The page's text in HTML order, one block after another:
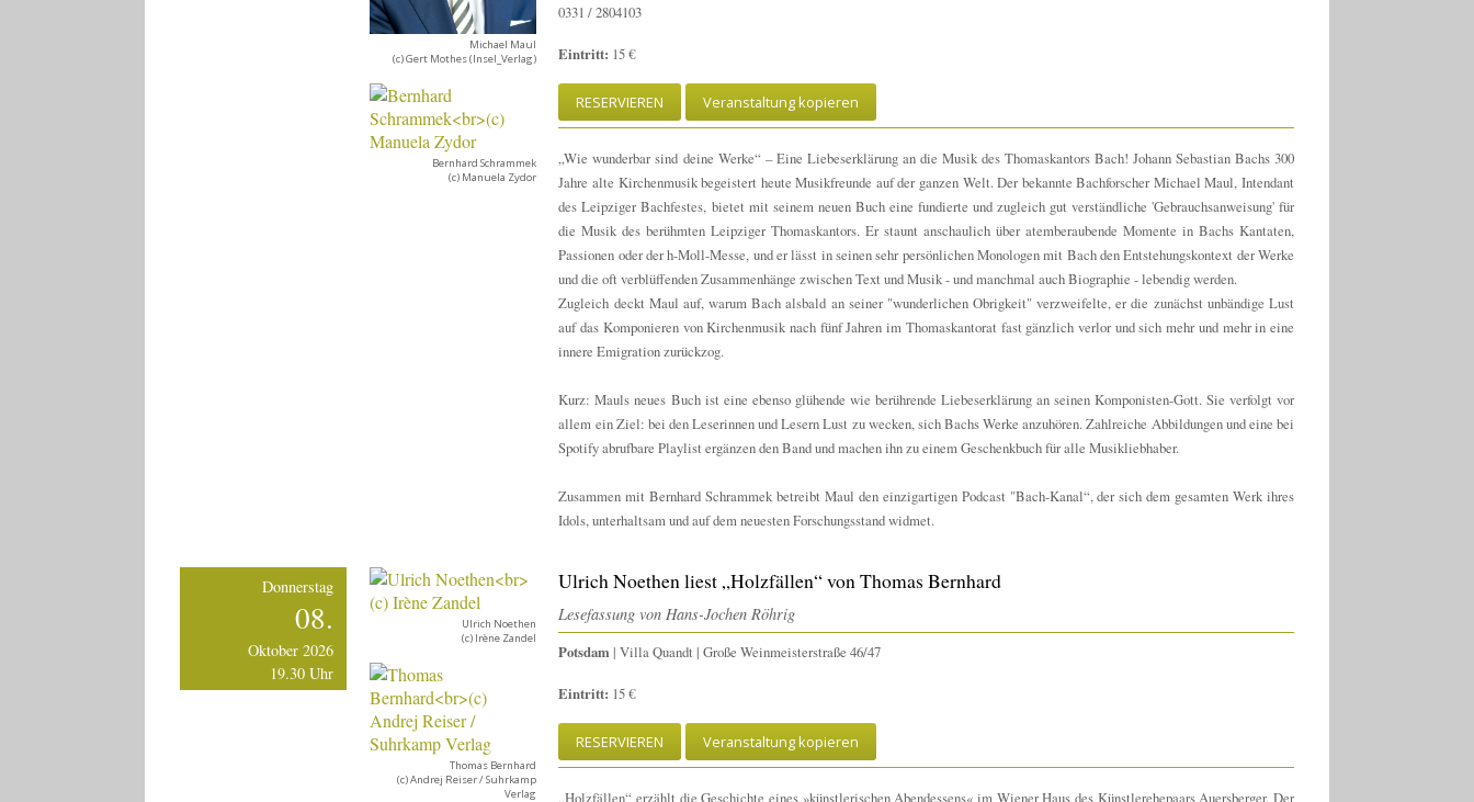
Michael Maul
(c) Gert Mothes (Insel_Verlag)
Bernhard Schrammek
(c) Manuela Zydor
0331 / 2804103
Eintritt: 15 €
RESERVIEREN Veranstaltung kopieren
„Wie wunderbar sind deine Werke“ – Eine Liebeserklärung an die Musik des Thomaskantors Bach! Johann Sebastian Bachs 300
Jahre alte Kirchenmusik begeistert heute Musikfreunde auf der ganzen Welt. Der bekannte Bachforscher Michael Maul, Intendant
des Leipziger Bachfestes, bietet mit seinem neuen Buch eine fundierte und zugleich gut verständliche 'Gebrauchsanweisung' für
die Musik des berühmten Leipziger Thomaskantors. Er staunt anschaulich über atemberaubende Momente in Bachs Kantaten,
Passionen oder der h-Moll-Messe, und er lässt in seinen sehr persönlichen Monologen mit Bach den Entstehungskontext der Werke
und die oft verblüffenden Zusammenhänge zwischen Text und Musik - und manchmal auch Biographie - lebendig werden.
Zugleich deckt Maul auf, warum Bach alsbald an seiner "wunderlichen Obrigkeit" verzweifelte, er die zunächst unbändige Lust
auf das Komponieren von Kirchenmusik nach fünf Jahren im Thomaskantorat fast gänzlich verlor und sich mehr und mehr in eine
innere Emigration zurückzog.
Kurz: Mauls neues Buch ist eine ebenso glühende wie berührende Liebeserklärung an seinen Komponisten-Gott. Sie verfolgt vor
allem ein Ziel: bei den Leserinnen und Lesern Lust zu wecken, sich Bachs Werke anzuhören. Zahlreiche Abbildungen und eine bei
Spotify abrufbare Playlist ergänzen den Band und machen ihn zu einem Geschenkbuch für alle Musikliebhaber.
Zusammen mit Bernhard Schrammek betreibt Maul den einzigartigen Podcast "Bach-Kanal“, der sich dem gesamten Werk ihres
Idols, unterhaltsam und auf dem neuesten Forschungsstand widmet.
Donnerstag
08.
Oktober 2026
19.30 Uhr
Ulrich Noethen
(c) Irène Zandel
Thomas Bernhard
(c) Andrej Reiser / Suhrkamp
Verlag
Ulrich Noethen liest „Holzfällen“ von Thomas Bernhard
Lesefassung von Hans-Jochen Röhrig
Potsdam | Villa Quandt | Große Weinmeisterstraße 46/47
Eintritt: 15 €
RESERVIEREN Veranstaltung kopieren
„Holzfällen“ erzählt die Geschichte eines »künstlerischen Abendessens« im Wiener Haus des Künstlerehepaars Auersberger. Der